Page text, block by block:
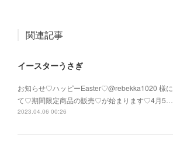
関連記事
イースターうさぎ
お知らせ♡ハッピーEaster♡@rebekka1020 様に
て♡期間限定商品の販売♡が始まります♡4月5…
2023.04.06 00:26